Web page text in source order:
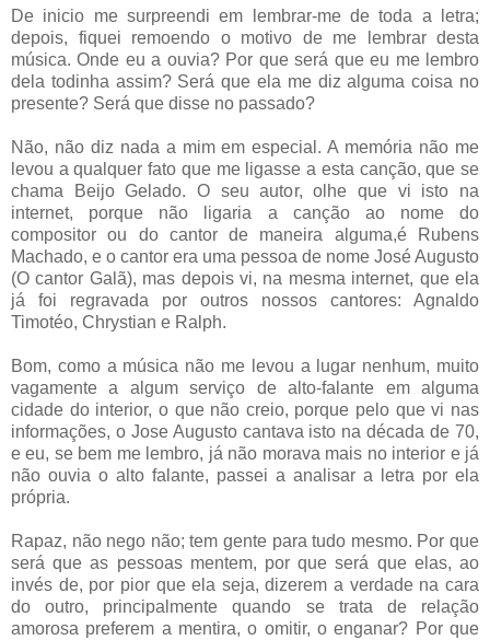
De inicio me surpreendi em lembrar-me de toda a letra;
depois, fiquei remoendo o motivo de me lembrar desta
música. Onde eu a ouvia? Por que será que eu me lembro
dela todinha assim? Será que ela me diz alguma coisa no
presente? Será que disse no passado?
Não, não diz nada a mim em especial. A memória não me
levou a qualquer fato que me ligasse a esta canção, que se
chama Beijo Gelado. O seu autor, olhe que vi isto na
internet, porque não ligaria a canção ao nome do
compositor ou do cantor de maneira alguma,é Rubens
Machado, e o cantor era uma pessoa de nome José Augusto
(O cantor Galã), mas depois vi, na mesma internet, que ela
já foi regravada por outros nossos cantores: Agnaldo
Timotéo, Chrystian e Ralph.
Bom, como a música não me levou a lugar nenhum, muito
vagamente a algum serviço de alto-falante em alguma
cidade do interior, o que não creio, porque pelo que vi nas
informações, o Jose Augusto cantava isto na década de 70,
e eu, se bem me lembro, já não morava mais no interior e já
não ouvia o alto falante, passei a analisar a letra por ela
própria.
Rapaz, não nego não; tem gente para tudo mesmo. Por que
será que as pessoas mentem, por que será que elas, ao
invés de, por pior que ela seja, dizerem a verdade na cara
do outro, principalmente quando se trata de relação
amorosa preferem a mentira, o omitir, o enganar? Por que